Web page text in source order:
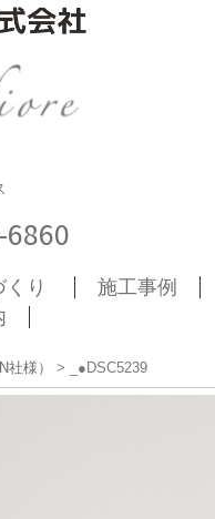
り
施工事例
様） > _●DSC5239